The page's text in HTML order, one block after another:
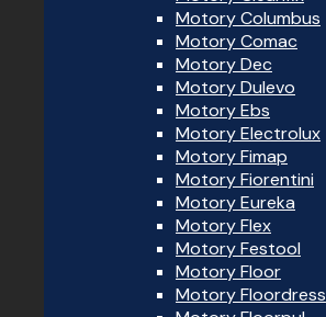
Motory Columbus
Motory Comac
Motory Dec
Motory Dulevo
Motory Ebs
Motory Electrolux
Motory Fimap
Motory Fiorentini
Motory Eureka
Motory Flex
Motory Festool
Motory Floor
Motory Floordress